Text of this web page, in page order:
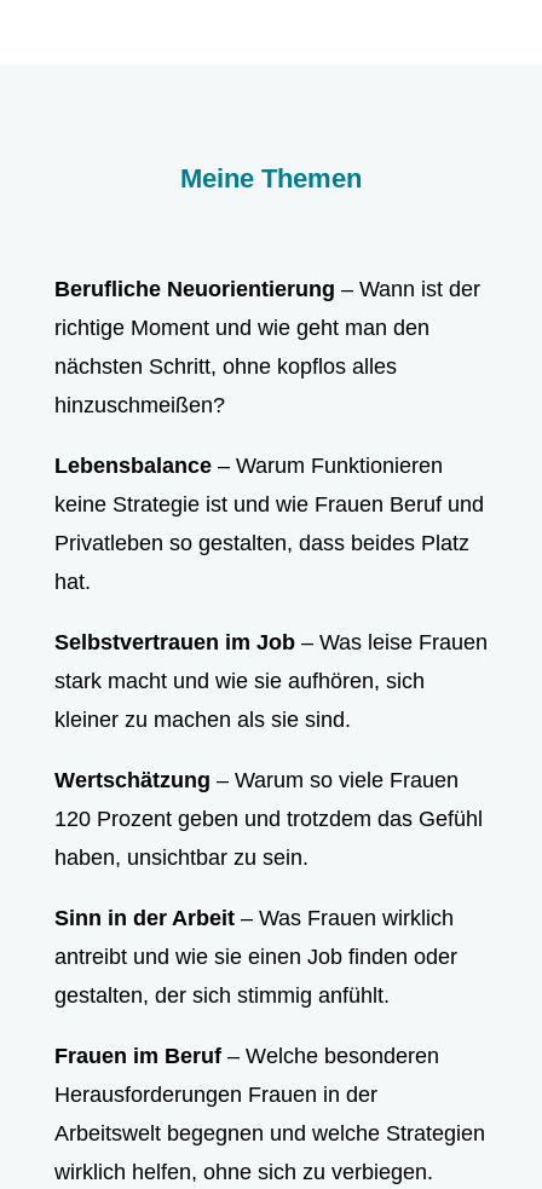
Meine Themen
Berufliche Neuorientierung – Wann ist der
richtige Moment und wie geht man den
nächsten Schritt, ohne kopflos alles
hinzuschmeißen?
Lebensbalance– Warum Funktionieren
keine Strategie ist und wie Frauen Beruf und
Privatleben so gestalten, dass beides Platz
hat.
Selbstvertrauen im Job– Was leise Frauen
stark macht und wie sie aufhören, sich
kleiner zu machen als sie sind.
Wertschätzung – Warum so viele Frauen
120 Prozent geben und trotzdem das Gefühl
haben, unsichtbar zu sein.
Sinn in der Arbeit– Was Frauen wirklich
antreibt und wie sie einen Job finden oder
gestalten, der sich stimmig anfühlt.
Frauen im Beruf– Welche besonderen
Herausforderungen Frauen in der
Arbeitswelt begegnen und welche Strategien
wirklich helfen, ohne sich zu verbiegen.